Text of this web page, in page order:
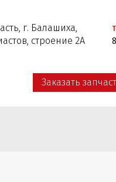
г. Балашиха,
строение 2А
Заказать